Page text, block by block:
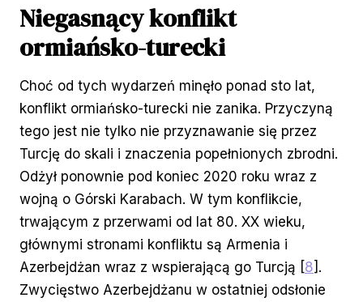
Niegasnący konflikt
ormiańsko-turecki
Choć od tych wydarzeń minęło ponad sto lat,
konflikt ormiańsko-turecki nie zanika. Przyczyną
tego jest nie tylko nie przyznawanie się przez
Turcję do skali i znaczenia popełnionych zbrodni.
Odżył ponownie pod koniec 2020 roku wraz z
wojną o Górski Karabach. W tym konflikcie,
trwającym z przerwami od lat 80. XX wieku,
głównymi stronami konfliktu są Armenia i
Azerbejdżan wraz z wspierającą go Turcją [8].
Zwycięstwo Azerbejdżanu w ostatniej odsłonie